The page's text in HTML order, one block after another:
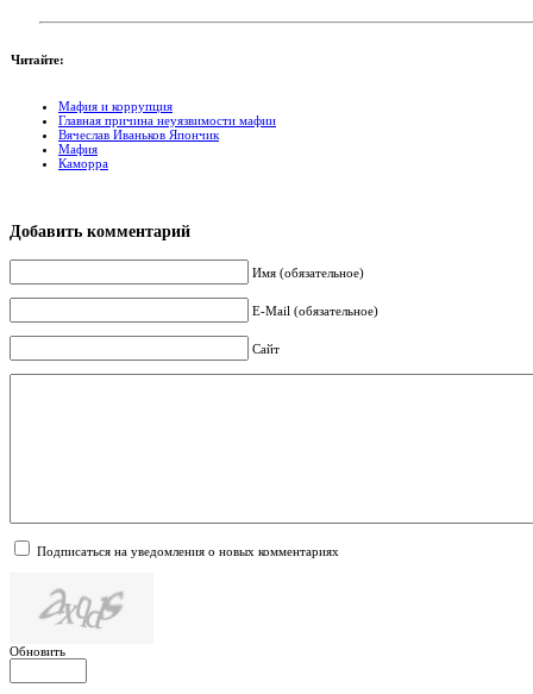
Читайте:
Мафия и коррупция
Главная причина неуязвимости мафии
Вячеслав Иваньков Япончик
Мафия
Каморра
Добавить комментарий
Имя (обязательное)
E-Mail (обязательное)
Сайт
Подписаться на уведомления о новых комментариях
Обновить